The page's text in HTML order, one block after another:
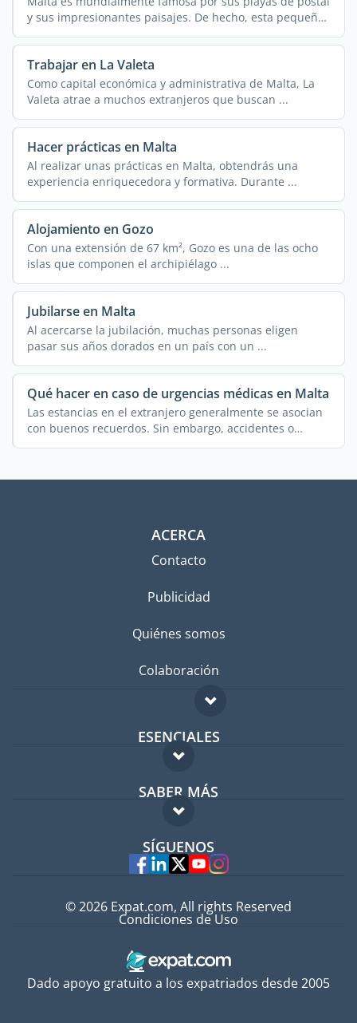
y sus impresionantes paisajes. De hecho, esta pequeña
...
Trabajar en La Valeta
Como capital económica y administrativa de Malta, La
Valeta atrae a muchos extranjeros que buscan ...
Hacer prácticas en Malta
Al realizar unas prácticas en Malta, obtendrás una
experiencia enriquecedora y formativa. Durante ...
Alojamiento en Gozo
Con una extensión de 67 km², Gozo es una de las ocho
islas que componen el archipiélago ...
Jubilarse en Malta
Al acercarse la jubilación, muchas personas eligen
pasar sus años dorados en un país con un ...
Qué hacer en caso de urgencias médicas en Malta
Las estancias en el extranjero generalmente se asocian
con buenos recuerdos. Sin embargo, accidentes o
emergencias ...
ACERCA
Contacto
Publicidad
Quiénes somos
Colaboración
ESENCIALES
Foro para expatriados
Guía para expatriados
Trabajos en el extranjero
SABER MÁS
FAQ
Expertos
SÍGUENOS
Dado apoyo gratuito a los expatriados desde 2005
© 2026 Expat.com, All rights Reserved
Condiciones de Uso